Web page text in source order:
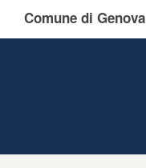
Comune di Genova